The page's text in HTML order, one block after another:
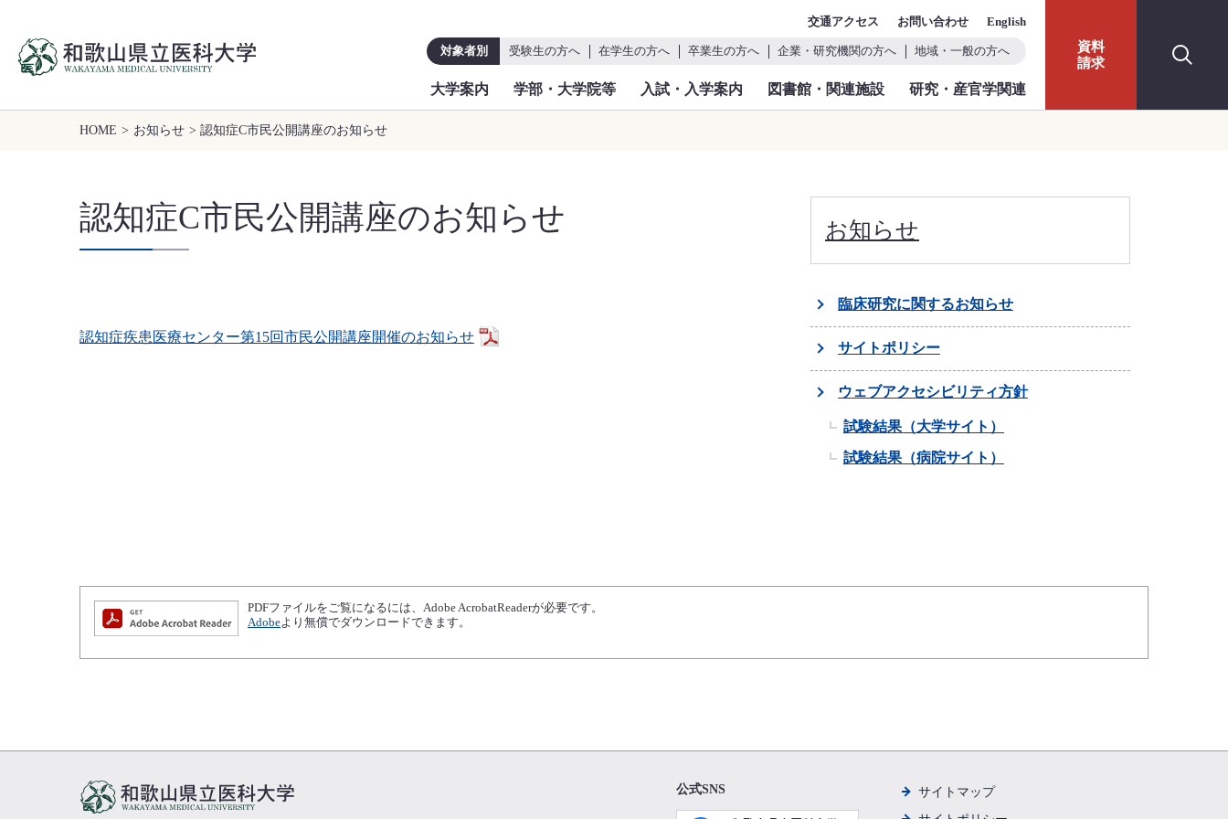
対象者別 受験生の方へ 在学生の方へ 卒業生の方へ 企業・研究機関の方へ 地域・一般の方へ
大学案内 学部・大学院等 入試・入学案内 図書館・関連施設 研究・産官学関連
交通アクセス お問い合わせ English
資料
請求
HOME > お知らせ > 認知症C市民公開講座のお知らせ
認知症C市民公開講座のお知らせ
認知症疾患医療センター第15回市民公開講座開催のお知らせ
お知らせ
臨床研究に関するお知らせ
サイトポリシー
ウェブアクセシビリティ方針
試験結果（大学サイト）
試験結果（病院サイト）
PDFファイルをご覧になるには、Adobe AcrobatReaderが必要です。
Adobeより無償でダウンロードできます。
公式SNS
サイトマップ